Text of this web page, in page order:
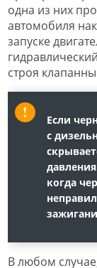
одна из них
автомобиля
запуске
строя
Если
с
когда
В любом